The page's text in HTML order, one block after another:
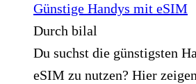
Günstige Handys mit eSIM
Durch bilal
Du suchst die günstigsten
eSIM zu nutzen? Hier